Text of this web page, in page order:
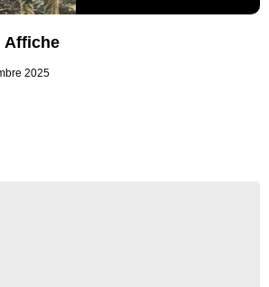
Affiche
2025